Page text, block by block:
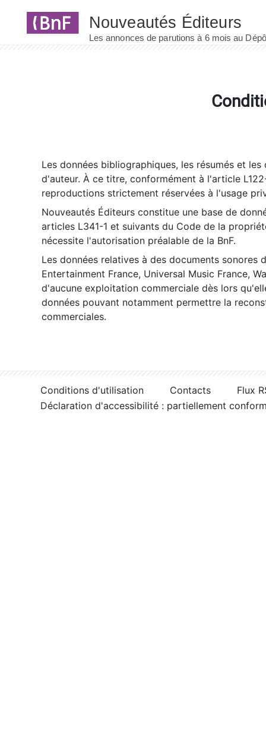
Les données bibliographiques, les résumés et
d'auteur. À ce titre, conformément à l'article
reproductions strictement réservées à l'usage
Nouveautés Éditeurs constitue une base de
articles L341-1 et suivants du Code de la
nécessite l'autorisation préalable de la BnF.
Les données relatives à des documents sonores
Entertainment France, Universal Music France,
d'aucune exploitation commerciale dès lors
données pouvant notamment permettre la
commerciales.
Conditions d'utilisation Contacts
Flux
Déclaration d'accessibilité : partiellement